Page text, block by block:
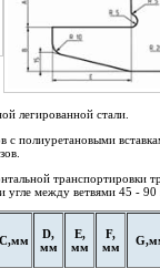
легированной стали.
с полиуретановыми
транспортировки
угле между ветвями 45 - 90
С,мм
D,
мм
Е,
мм
F,
мм